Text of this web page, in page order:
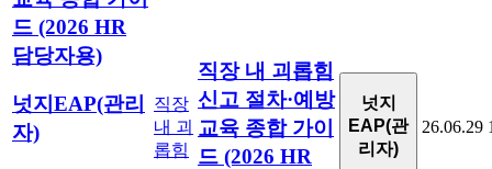
드 (2026 HR
담당자용)
넛지EAP(관리
자)
직장
내 괴
롭힘
직장 내 괴롭힘
신고 절차·예방
교육 종합 가이
드 (2026 HR
넛지
EAP(관
리자)
26.06.29